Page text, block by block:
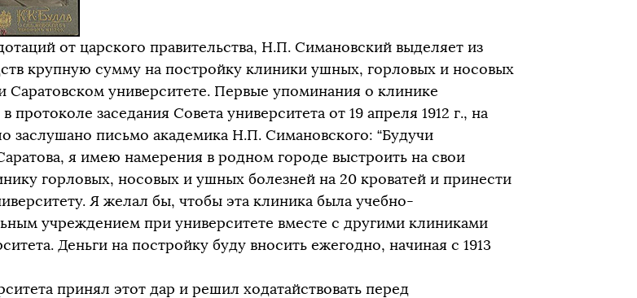
от царского правительства, Н.П. Симановский выделяет из
крупную сумму на постройку клиники ушных, горловых и носовых
Саратовском университете. Первые упоминания о клинике
протоколе заседания Совета университета от 19 апреля 1912 г., на
заслушано письмо академика Н.П. Симановского: “Будучи
я имею намерения в родном городе выстроить на свои
горловых, носовых и ушных болезней на 20 кроватей и принести
Я желал бы, чтобы эта клиника была учебно-
учреждением при университете вместе с другими клиниками
Деньги на постройку буду вносить ежегодно, начиная с 1913
принял этот дар и решил ходатайствовать перед